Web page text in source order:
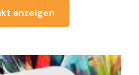
anzeigen